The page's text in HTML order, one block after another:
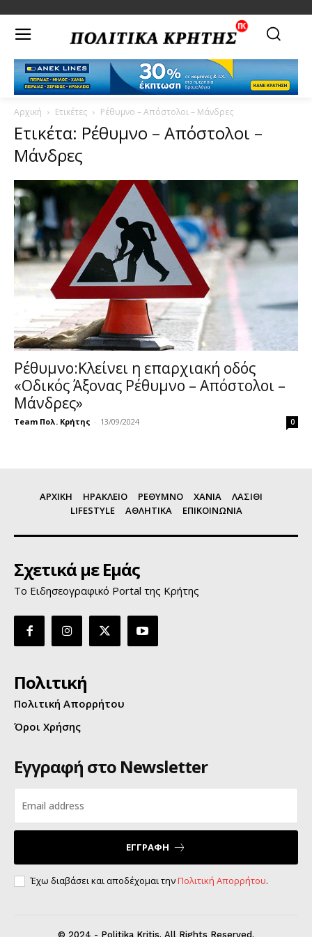
Αρχική Ετικέτες Ρέθυμνο – Απόστολοι – Μάνδρες
Ετικέτα: Ρέθυμνο – Απόστολοι –
Μάνδρες
Ρέθυμνο:Κλείνει η επαρχιακή οδός
«Οδικός Άξονας Ρέθυμνο – Απόστολοι –
Μάνδρες»
Team Πολ. Κρήτης - 13/09/2024 0
ΑΡΧΙΚΗ ΗΡΑΚΛΕΙΟ ΡΕΘΥΜΝΟ ΧΑΝΙΑ
ΛΑΣΙΘΙ
LIFESTYLE
ΑΘΛΗΤΙΚΑ ΕΠΙΚΟΙΝΩΝΙΑ
Σχετικά με Εμάς
Το Ειδησεογραφικό Portal της Κρήτης
Πολιτική
Πολιτική Απορρήτου
Όροι Χρήσης
Εγγραφή στο Newsletter
ΕΓΓΡΑΦΗ
Έχω διαβάσει και αποδέχομαι τηνΠολιτική Απορρήτου.
© 2024 - Politika Kritis. All Rights Reserved.